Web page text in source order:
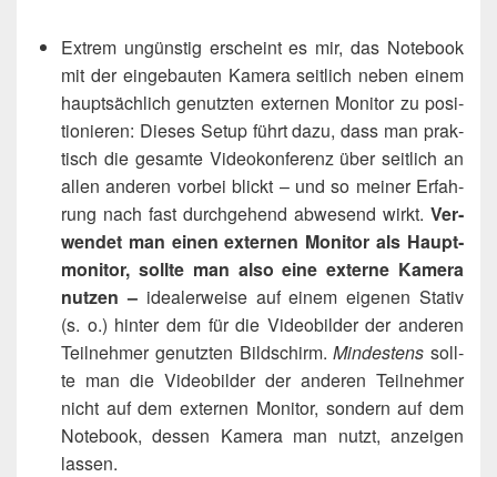
Extrem ungüns­tig erscheint es mir, das Note­book
mit der ein­ge­bau­ten Kame­ra seit­lich neben einem
haupt­säch­lich genutz­ten exter­nen Moni­tor zu posi­
tio­nie­ren: Die­ses Set­up führt dazu, dass man prak­
tisch die gesam­te Video­kon­fe­renz über seit­lich an
allen ande­ren vor­bei blickt – und so mei­ner Erfah­
rung nach fast durch­ge­hend abwe­send wirkt. Ver­
wen­det man einen exter­nen Moni­tor als Haupt­
mo­ni­tor, soll­te man also eine exter­ne Kame­ra
nut­zen –idea­ler­wei­se auf einem eige­nen Sta­tiv
(s. o.) hin­ter dem für die Video­bil­der der ande­ren
Teil­neh­mer genutz­ten Bild­schirm.Min­des­tens soll­
te man die Video­bil­der der ande­ren Teil­neh­mer
nicht auf dem exter­nen Moni­tor, son­dern auf dem
Note­book, des­sen Kame­ra man nutzt, anzei­gen
lassen.